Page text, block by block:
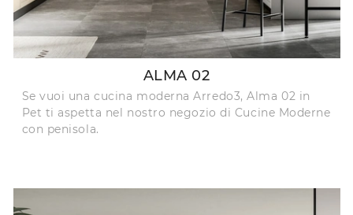
ALMA 02
Se vuoi una cucina moderna Arredo3, Alma 02 in
Pet ti aspetta nel nostro negozio di Cucine Moderne
con penisola.